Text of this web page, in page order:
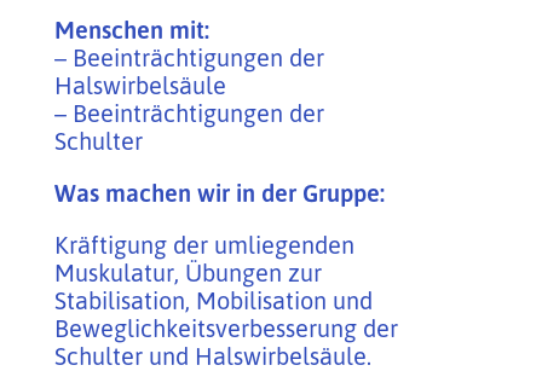
Menschen mit:
– Beeinträchtigungen der
Halswirbelsäule
– Beeinträchtigungen der
Schulter
Was machen wir in der Gruppe:
Kräftigung der umliegenden
Muskulatur, Übungen zur
Stabilisation, Mobilisation und
Beweglichkeitsverbesserung der
Schulter und Halswirbelsäule.